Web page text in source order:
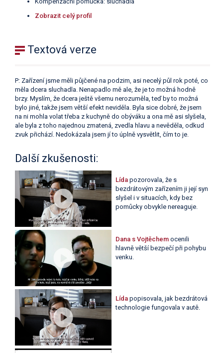
Zobrazit celý profil
Textová verze
P: Zařízení jsme měli půjčené na podzim, asi necelý půl rok poté, co
měla dcera sluchadla. Nenapadlo mě ale, že je to možná hodně
brzy. Myslím, že dcera ještě všemu nerozuměla, teď by to možná
bylo jiné, takže jsem větší efekt neviděla. Byla sice dobré, že jsem
na ni mohla volat třeba z kuchyně do obýváku a ona mě asi slyšela,
ale byla z toho najednou zmatená, zvedla hlavu a nevěděla, odkud
zvuk přichází. Nedokázala jsem jí to úplně vysvětlit, čím to je.
Další zkušenosti:
Lída pozorovala, že s
bezdrátovým zařízením ji její syn
slyšel i v situacích, kdy bez
pomůcky obvykle nereaguje.
Dana s Vojtěchemocenili
hlavně větší bezpečí při pohybu
venku.
Lída popisovala, jak bezdrátová
technologie fungovala v autě.